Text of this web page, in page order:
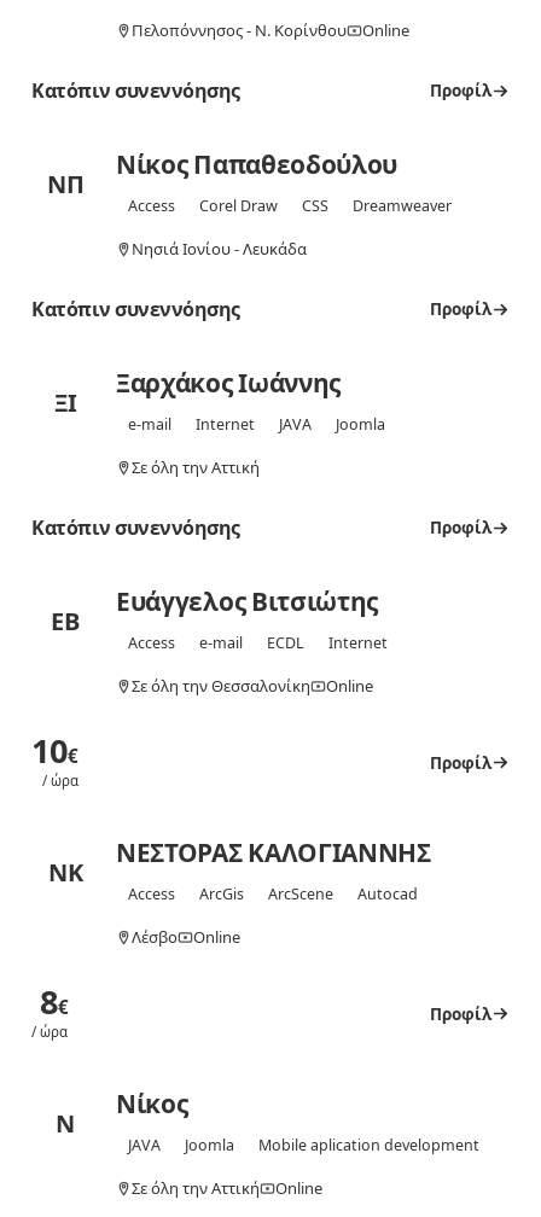
Πελοπόννησος - Ν. Κορίνθου Online
Κατόπιν συνεννόησης Προφίλ
ΝΠ
Νίκος Παπαθεοδούλου
Access Corel Draw CSS Dreamweaver
Νησιά Ιονίου - Λευκάδα
Κατόπιν συνεννόησης Προφίλ
ΞΙ
Ξαρχάκος Ιωάννης
e-mail Internet JAVA Joomla
Σε όλη την Αττική
Κατόπιν συνεννόησης Προφίλ
ΕΒ
Ευάγγελος Βιτσιώτης
Access e-mail ECDL Internet
Σε όλη την Θεσσαλονίκη Online
10€
/ ώρα
Προφίλ
ΝΚ
ΝΕΣΤΟΡΑΣ ΚΑΛΟΓΙΑΝΝΗΣ
Access ArcGis ArcScene Autocad
Λέσβο Online
8€
/ ώρα
Προφίλ
Ν
Νίκος
JAVA Joomla Mobile aplication development
Σε όλη την Αττική Online